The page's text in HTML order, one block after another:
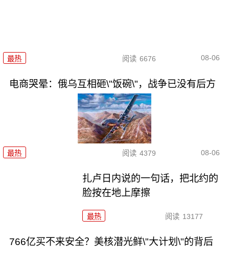
最热 阅读 6676 08-06
电商哭晕：俄乌互相砸\"饭碗\"，战争已没有后方
最热 阅读 4379 08-06
扎卢日内说的一句话，把北约的
脸按在地上摩擦
最热 阅读 13177
766亿买不来安全？美核潜光鲜\"大计划\"的背后